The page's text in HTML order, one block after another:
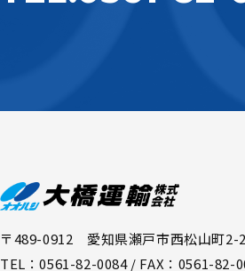
〒489-0912 愛知県瀬戸市西松山町2-
TEL：0561-82-0084 / FAX：0561-82-